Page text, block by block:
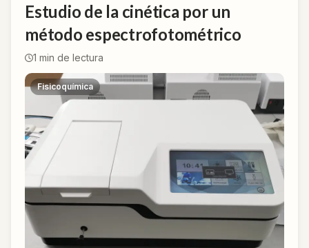
Estudio de la cinética por un
método espectrofotométrico
1 min de lectura
Fisicoquímica